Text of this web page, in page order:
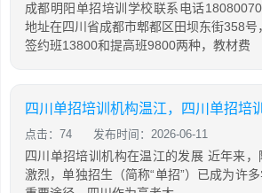
成都明阳单招培训学校联系电话
地址在四川省成都市郫都区田坝东街358
签约班13800和提高班9800两种，教材费
点击：74 发布时间：2026-06-11
四川单招培训机构在温江的发展 近年来
激烈，单独招生（简称“单招”）已成为许